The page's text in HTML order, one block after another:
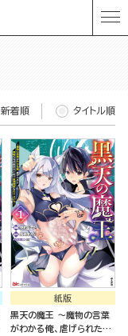
新着順 タイトル順
紙版
黒天の魔王 ～魔物の言葉
がわかる俺、虐げられた魔